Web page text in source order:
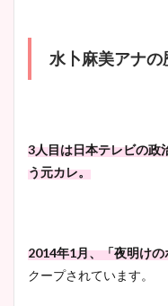
水卜麻美アナ
3人目は日本テレビの政
う元カレ。
2014年1月、「夜明け
クープされています。